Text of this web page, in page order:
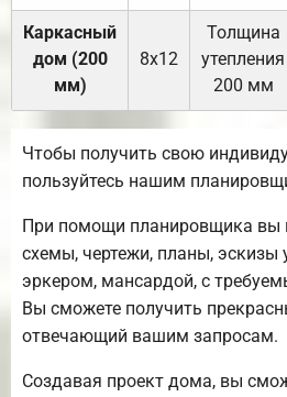
Каркасный
дом (200
мм)
8х12
Толщина
утепления
200 мм
Чтобы получить свою
пользуйтесь нашим
При помощи планировщика вы
схемы, чертежи, планы, эскизы
эркером, мансардой, с
Вы сможете получить
отвечающий вашим запросам.
Создавая проект дома, вы